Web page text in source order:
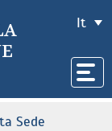
It
Sede